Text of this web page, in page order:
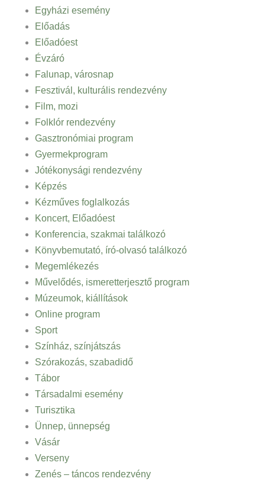
Egyházi esemény
Előadás
Előadóest
Évzáró
Falunap, városnap
Fesztivál, kulturális rendezvény
Film, mozi
Folklór rendezvény
Gasztronómiai program
Gyermekprogram
Jótékonysági rendezvény
Képzés
Kézműves foglalkozás
Koncert, Előadóest
Konferencia, szakmai találkozó
Könyvbemutató, író-olvasó találkozó
Megemlékezés
Művelődés, ismeretterjesztő program
Múzeumok, kiállítások
Online program
Sport
Színház, színjátszás
Szórakozás, szabadidő
Tábor
Társadalmi esemény
Turisztika
Ünnep, ünnepség
Vásár
Verseny
Zenés – táncos rendezvény